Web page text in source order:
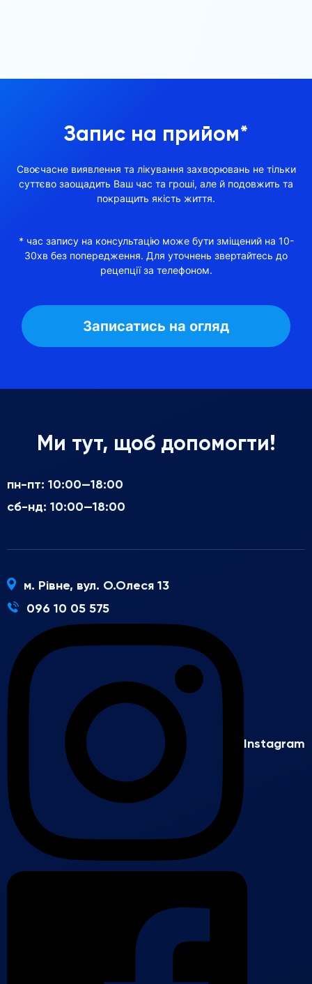
Запис на прийом*
Своєчасне виявлення та лікування захворювань не тільки
суттєво заощадить Ваш час та гроші, але й подовжить та
покращить якість життя.
* час запису на консультацію може бути зміщений на 10-
30хв без попередження. Для уточнень звертайтесь до
рецепції за телефоном.
Ми тут, щоб допомогти!
пн-пт: 10:00—18:00
сб-нд: 10:00—18:00
м. Рівне, вул. О.Олеся 13
096 10 05 575
Instagram